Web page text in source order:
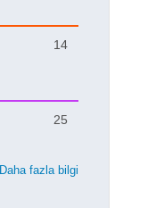
14
25
Daha fazla bilgi